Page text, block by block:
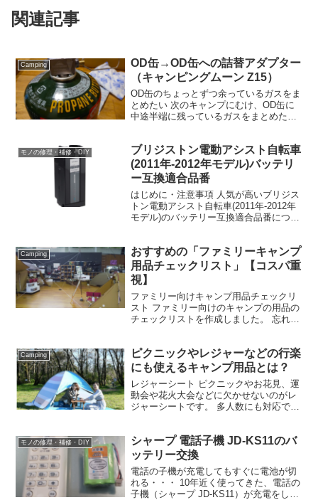
関連記事
Camping
OD缶→OD缶への詰替アダプター
（キャンピングムーン Z15）
OD缶のちょっとずつ余っているガスをま
とめたい 次のキャンプにむけ、OD缶に
中途半端に残っているガスをまとめたい
(Camping moon）Z15」という商品で
す。 ...
モノの修理・補修・DIY
ブリジストン電動アシスト自転車
(2011年-2012年モデル)バッテリ
ー互換適合品番
はじめに・注意事項 人気が高いブリジス
トン電動アシスト自転車(2011年-2012年
モデル)のバッテリー互換適合品番につい
性があり、その正確性、適用性、有用性
につい...
Camping
おすすめの「ファミリーキャンプ
用品チェックリスト」【コスパ重
視】
ファミリー向けキャンプ用品チェックリ
スト ファミリー向けのキャンプの用品の
チェックリストを作成しました。 忘れ物
用品ブログ記事へ01.テント・タープ類テ
ントコールマン...
Camping
ピクニックやレジャーなどの行楽
にも使えるキャンプ用品とは？
レジャーシート ピクニックやお花見、運
動会や花火大会などに欠かせないのがレ
ジャーシートです。 多人数にも対応で
グリーン」です。 ビニールシートに比べ
て厚みが...
モノの修理・補修・DIY
シャープ 電話子機 JD-KS11のバ
ッテリー交換
電話の子機が充電してもすぐに電池が切
れる・・・ 10年近く使ってきた、電話の
子機（シャープ JD-KS11）が充電をして